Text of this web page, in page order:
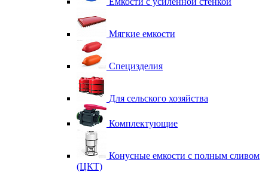
Мягкие емкости
Специзделия
Для сельского хозяйства
Комплектующие
Конусные емкости с полным сливом
(ЦКТ)